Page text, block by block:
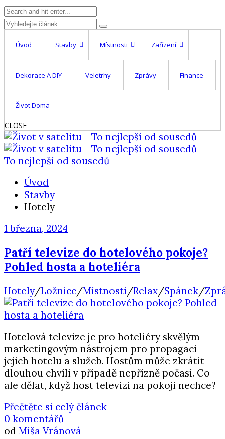
Úvod Stavby Místnosti Zařízení
Dekorace A DIY Veletrhy Zprávy Finance
Život Doma
CLOSE
To nejlepší od sousedů
Úvod
Stavby
Hotely
1 března, 2024
Patří televize do hotelového pokoje?
Pohled hosta a hoteliéra
Hotely/Ložnice/Místnosti/Relax/Spánek/
Hotelová televize je pro hoteliéry skvělým
marketingovým nástrojem pro propagaci
jejich hotelu a služeb. Hostům může zkrátit
dlouhou chvíli v případě nepřízně počasí. Co
ale dělat, když host televizi na pokoji nechce?
Přečtěte si celý článek
0 komentářů
od Míša Vránová